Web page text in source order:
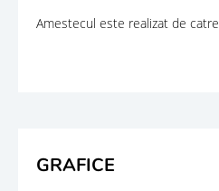
Amestecul este realizat de
GRAFICE